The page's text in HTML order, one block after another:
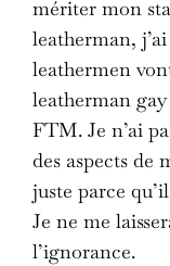
mériter mon
leatherman,
leathermen
leatherman gay
FTM. Je n’ai
des aspects de
juste parce
Je ne me
l’ignorance.